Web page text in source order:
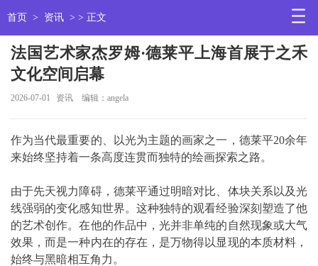
首页 > 资讯 > > 正文
法国艺术家杰罗姆·德莱平上海首展于之禾
文化空间启幕
2026-07-01 资讯 编辑：angela
作为当代最重要的、以光为主题的画家之一，德莱平20余年
来始终坚持着一条高度连贯而独特的绘画探索之路。
由于先天视力障碍，德莱平通过明暗对比、体块关系以及光
线强弱的变化感知世界。这种独特的观看经验深刻塑造了他
的艺术创作。在他的作品中，光并非单纯的自然现象或大气
效果，而是一种内在的存在，是万物得以显现的本质材料，
始终与黑暗相互角力。